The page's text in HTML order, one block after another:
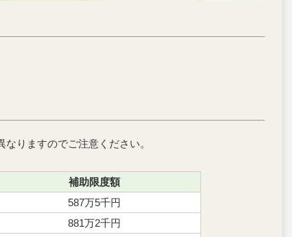
りますのでご注意ください。
補助限度額
587万5千円
881万2千円